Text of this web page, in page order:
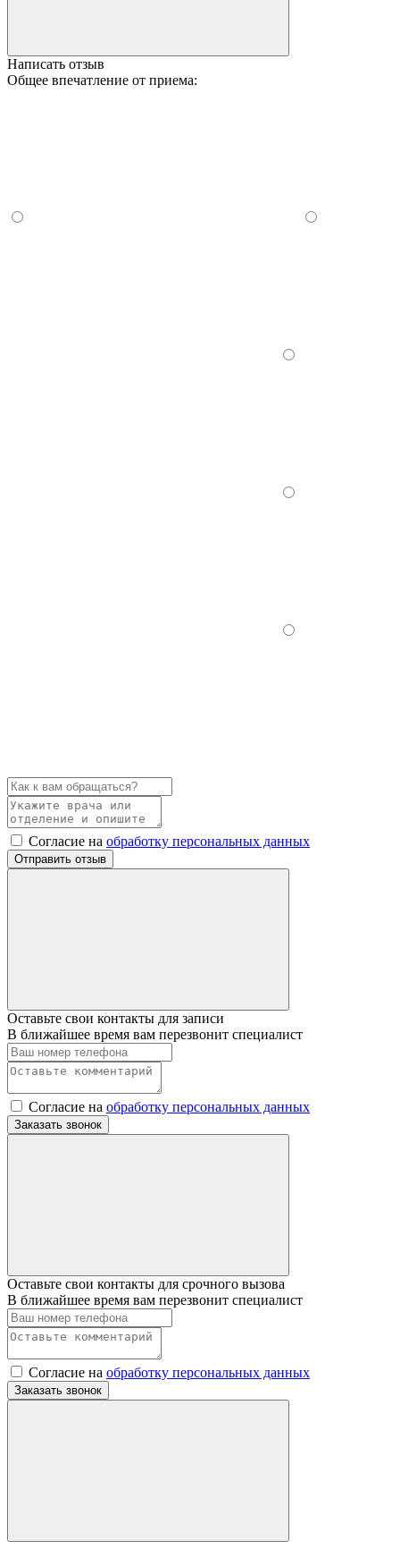
Написать отзыв
Общее впечатление от приема:
Согласие на обработку персональных данных
Отправить отзыв
Оставьте свои контакты для записи
В ближайшее время вам перезвонит специалист
Согласие на обработку персональных данных
Заказать звонок
Оставьте свои контакты для срочного вызова
В ближайшее время вам перезвонит специалист
Согласие на обработку персональных данных
Заказать звонок